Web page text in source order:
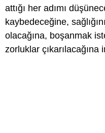
attığı her adımı
kaybedeceğine,
olacağına, boşanmak
zorluklar çıkarılacağına